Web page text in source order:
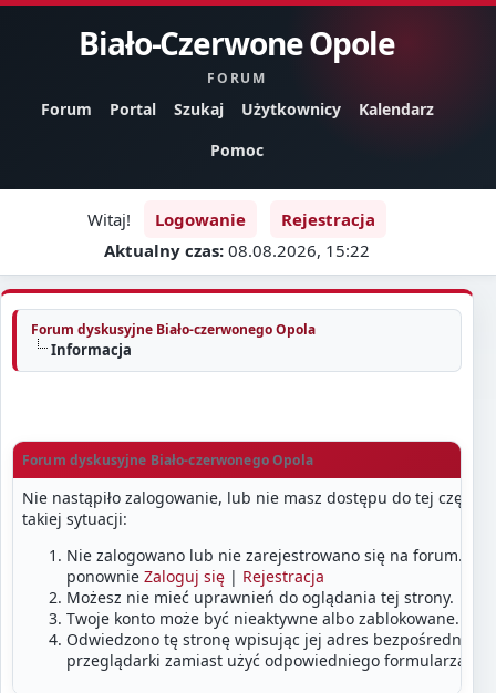
Biało-Czerwone Opole
FORUM
Forum Portal Szukaj Użytkownicy
Kalendarz
Pomoc
Witaj! Logowanie
Rejestracja
Aktualny czas: 08.08.2026, 15:22
Forum dyskusyjne Biało-czerwonego Opola
Informacja
Forum dyskusyjne Biało-czerwonego Opola
Nie nastąpiło zalogowanie, lub nie masz dostępu do tej części
takiej sytuacji:
Nie zalogowano lub nie zarejestrowano się na forum.
ponownie Zaloguj się | Rejestracja
Możesz nie mieć uprawnień do oglądania tej strony.
Twoje konto może być nieaktywne albo zablokowane.
Odwiedzono tę stronę wpisując jej adres bezpośrednio w
przeglądarki zamiast użyć odpowiedniego formularza